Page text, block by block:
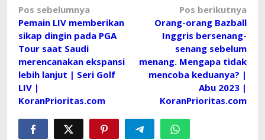
Navigasi
pos
Pos sebelumnya
Pemain LIV memberikan
sikap dingin pada PGA
Tour saat Saudi
merencanakan ekspansi
lebih lanjut | Seri Golf
LIV |
KoranPrioritas.com
Pos berikutnya
Orang-orang Bazball
Inggris bersenang-
senang sebelum
menang. Mengapa tidak
mencoba keduanya? |
Abu 2023 |
KoranPrioritas.com